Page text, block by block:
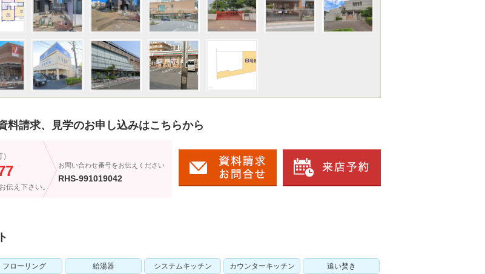
料請求、見学のお申し込みはこちらから
伝え下さい。
お問い合わせ番号をお伝えください
RHS-991019042
フローリング 給湯器 システムキッチン カウンターキッチン 追い焚き